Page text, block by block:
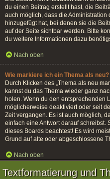
du einen Beitrag erstellt hast, die
auch möglich, dass die
hinzugefügt hat, bei denen sie die
auf der Seite sichtbar werden. Bitte
du weitere Informationen dazu
Nach oben
Wie markiere ich ein Thema als neu?
Durch Klicken des „Thema als neu
kannst du das Thema wieder ganz
holen. Wenn du den entsprechenden
möglicherweise deaktiviert oder seit
Zeit vergangen. Es ist auch möglich,
einfach eine Antwort darauf schreibst.
dieses Boards beachtest! Es wird
Grund auf alte oder abgeschlossene
Nach oben
Textformatierung und